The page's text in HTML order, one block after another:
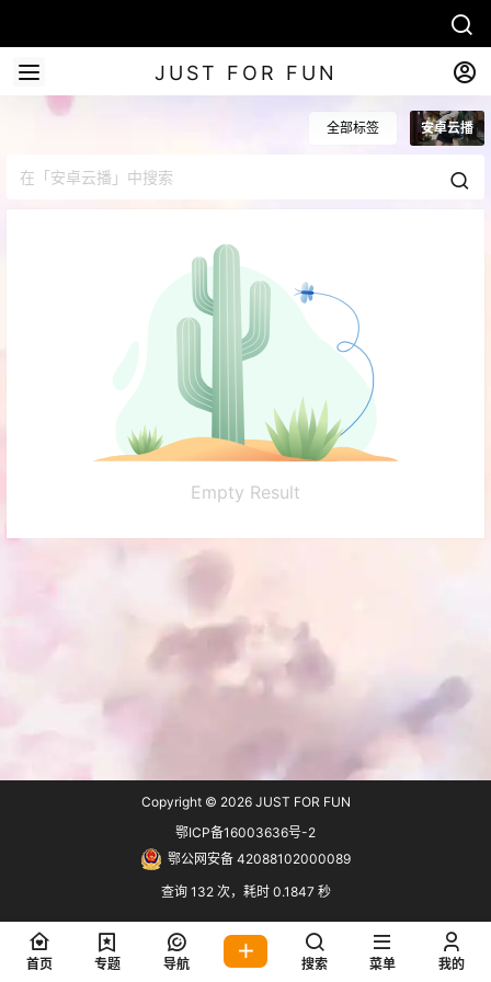
JUST FOR FUN
全部标签 安卓云播
Empty Result
Copyright © 2026JUST FOR FUN
鄂ICP备16003636号-2
鄂公网安备 42088102000089
查询 132 次，耗时 0.1847 秒
首页 专题 导航 搜索 菜单 我的